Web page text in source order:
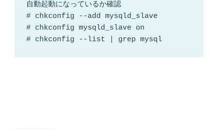
自動起動になっているか確認
# chkconfig --add mysqld_slave
# chkconfig mysqld_slave on
# chkconfig --list | grep mysql